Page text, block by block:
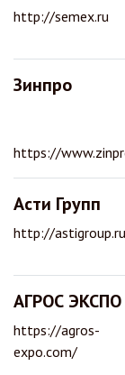
http://semex.ru
Зинпро
https://
Асти Групп
http://astigroup.ru
АГРОС ЭКСПО
https://agros-
expo.com/